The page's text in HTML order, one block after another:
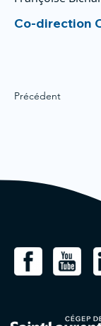
Co-direction
Précédent